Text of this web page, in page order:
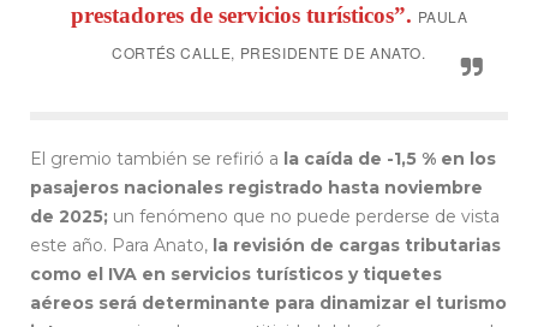
prestadores de servicios turísticos”. PAULA
CORTÉS CALLE, PRESIDENTE DE ANATO.
El gremio también se refirió a la caída de -1,5 % en los
pasajeros nacionales registrado hasta noviembre
de 2025; un fenómeno que no puede perderse de vista
este año. Para Anato, la revisión de cargas tributarias
como el IVA en servicios turísticos y tiquetes
aéreos será determinante para dinamizar el turismo